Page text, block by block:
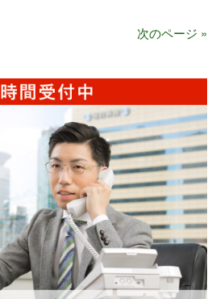
次のページ »